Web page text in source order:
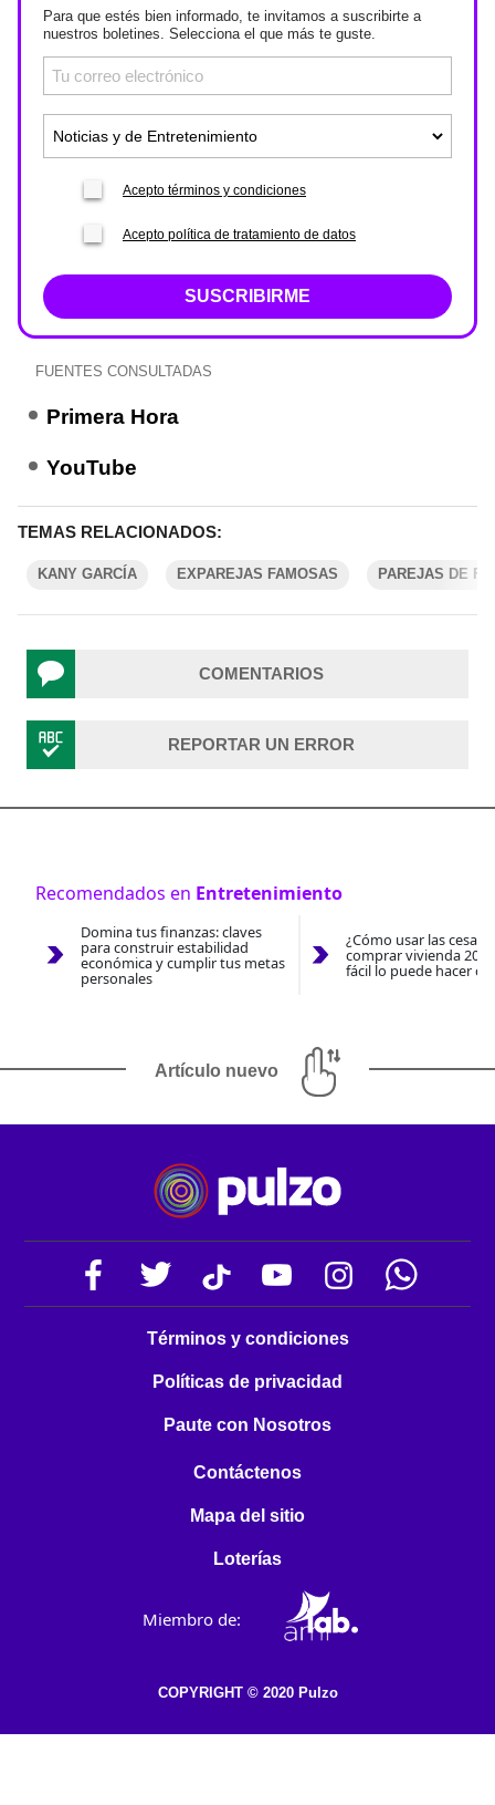
Para que estés bien informado, te invitamos a suscribirte a
nuestros boletines. Selecciona el que más te guste.
Acepto términos y condiciones
Acepto política de tratamiento de datos
SUSCRIBIRME
FUENTES CONSULTADAS
Primera Hora
YouTube
TEMAS RELACIONADOS:
KANY GARCÍA EXPAREJAS FAMOSAS PAREJAS DE
COMENTARIOS
REPORTAR UN ERROR
Recomendados en Entretenimiento
Domina tus finanzas: claves
para construir estabilidad
económica y cumplir tus metas
personales
¿Cómo usar las
comprar vivienda
fácil lo puede hacer
Artículo nuevo
Términos y condiciones
Políticas de privacidad
Paute con Nosotros
Contáctenos
Mapa del sitio
Loterías
Miembro de:
COPYRIGHT © 2020 Pulzo